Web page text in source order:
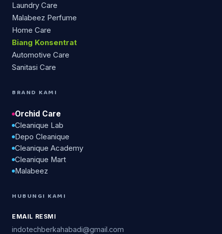
Laundry Care
Malabeez Perfume
Home Care
Biang Konsentrat
Automotive Care
Sanitasi Care
BRAND KAMI
Orchid Care
Cleanique Lab
Depo Cleanique
Cleanique Academy
Cleanique Mart
Malabeez
HUBUNGI KAMI
EMAIL RESMI
indotechberkahabadi@gmail.com